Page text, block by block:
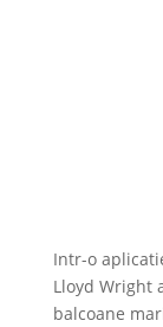
Intr-o
Lloyd Wright
balcoane